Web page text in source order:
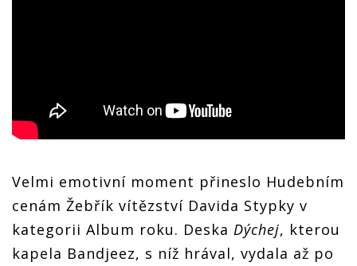
Velmi emotivní moment přineslo Hudebním
cenám Žebřík vítězství Davida Stypky v
kategorii Album roku. Deska Dýchej, kterou
kapela Bandjeez, s níž hrával, vydala až po